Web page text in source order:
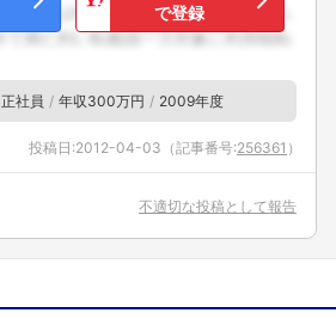
で登録
正社員 年収300万円 2009年度
投稿日:2012-04-03 （記事番号:256361 ）
不適切な投稿として報告